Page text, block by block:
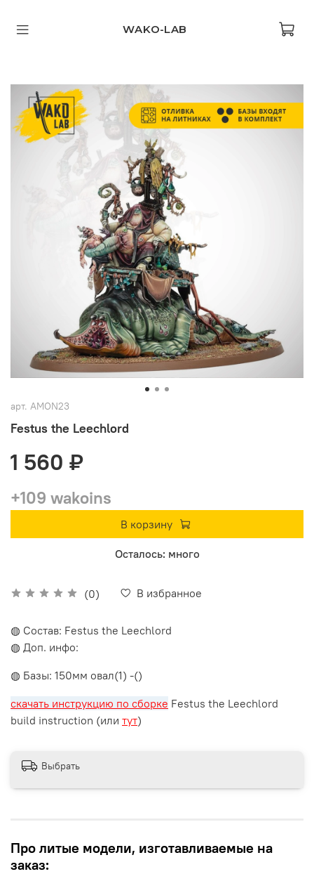
WAKO-LAB
арт. AMON23
Festus the Leechlord
(0) В избранное
1 560 ₽
+109 wakoins
В корзину
Осталось: много
◍ Состав: Festus the Leechlord
◍ Доп. инфо:
◍ Базы: 150мм овал(1) -()
скачать инструкцию по сборке Festus the Leechlord
build instruction (или тут)
Выбрать
Про литые модели, изготавливаемые на
заказ: